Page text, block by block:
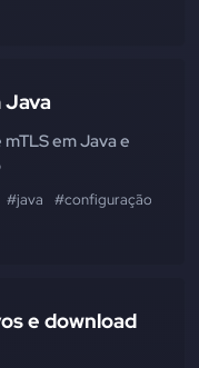
Java
em Java e
#java #configuração
e download